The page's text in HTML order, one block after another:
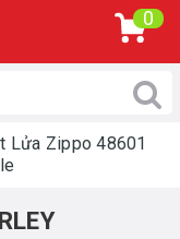
0
Lửa Zippo 48601